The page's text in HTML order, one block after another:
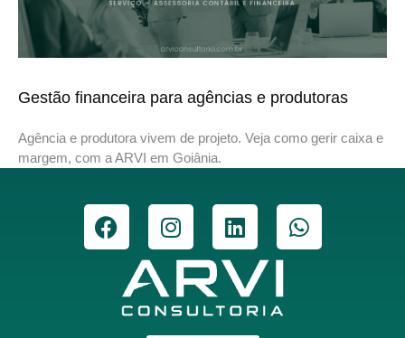
Gestão financeira para agências e produtoras
Agência e produtora vivem de projeto. Veja como gerir caixa e
margem, com a ARVI em Goiânia.